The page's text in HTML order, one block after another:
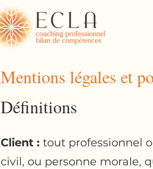
Mentions légales et
Définitions
Client : tout professionnel
civil, ou personne morale,